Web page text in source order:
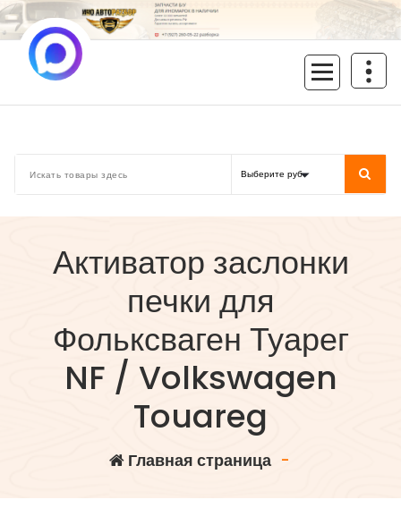
Перейти
к
содержимому
Активатор заслонки
печки для
Фольксваген Туарег
NF / Volkswagen
Touareg
Главная страница-